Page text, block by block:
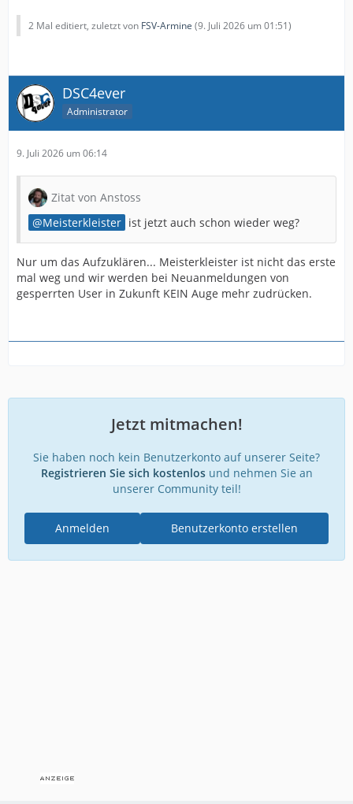
2 Mal editiert, zuletzt von FSV-Armine (9. Juli 2026 um 01:51)
DSC4ever
Administrator
9. Juli 2026 um 06:14
Zitat von Anstoss
Meisterkleister ist jetzt auch schon wieder weg?
Nur um das Aufzuklären... Meisterkleister ist nicht das erste
mal weg und wir werden bei Neuanmeldungen von
gesperrten User in Zukunft KEIN Auge mehr zudrücken.
Jetzt mitmachen!
Sie haben noch kein Benutzerkonto auf unserer Seite?
Registrieren Sie sich kostenlosund nehmen Sie an
unserer Community teil!
Benutzerkonto erstellen
Anmelden